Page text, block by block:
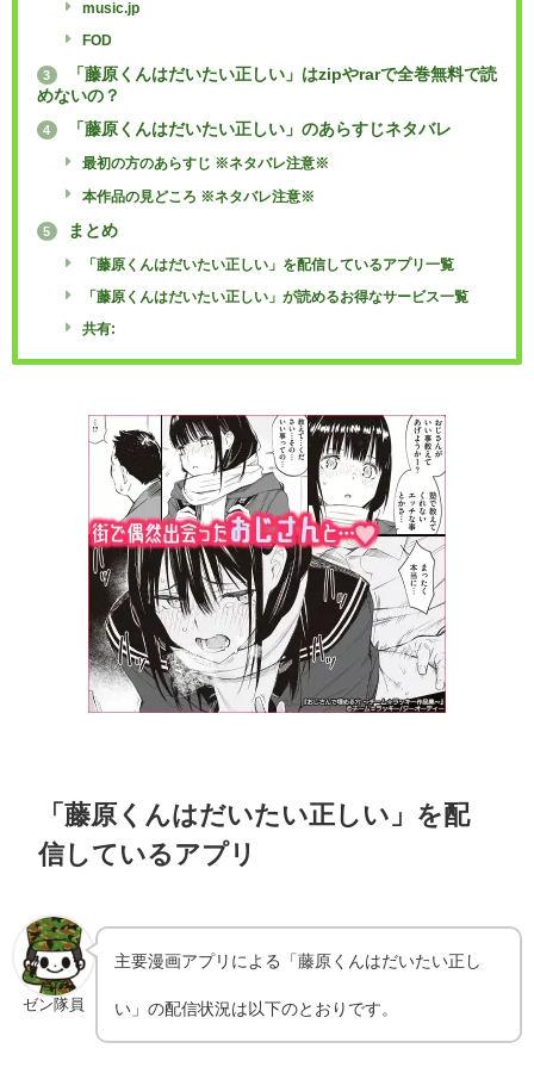
music.jp
FOD
3
「藤原くんはだいたい正しい」はzipやrarで全巻無料で読
めないの？
4 「藤原くんはだいたい正しい」のあらすじネタバレ
最初の方のあらすじ ※ネタバレ注意※
本作品の見どころ ※ネタバレ注意※
5 まとめ
「藤原くんはだいたい正しい」を配信しているアプリ一覧
「藤原くんはだいたい正しい」が読めるお得なサービス一覧
共有:
「藤原くんはだいたい正しい」を配
信しているアプリ
ゼン隊員
主要漫画アプリによる「藤原くんはだいたい正し
い」の配信状況は以下のとおりです。